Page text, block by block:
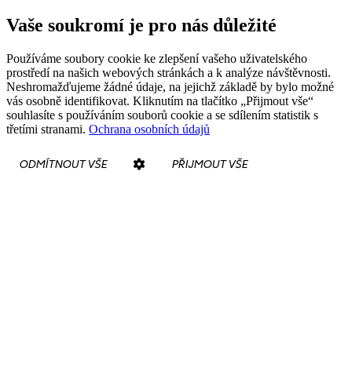
Vaše soukromí je pro nás důležité
Používáme soubory cookie ke zlepšení vašeho uživatelského
prostředí na našich webových stránkách a k analýze návštěvnosti.
Neshromažďujeme žádné údaje, na jejichž základě by bylo možné
vás osobně identifikovat. Kliknutím na tlačítko „Přijmout vše“
souhlasíte s používáním souborů cookie a se sdílením statistik s
třetími stranami. Ochrana osobních údajů
ODMÍTNOUT VŠE PŘIJMOUT VŠE